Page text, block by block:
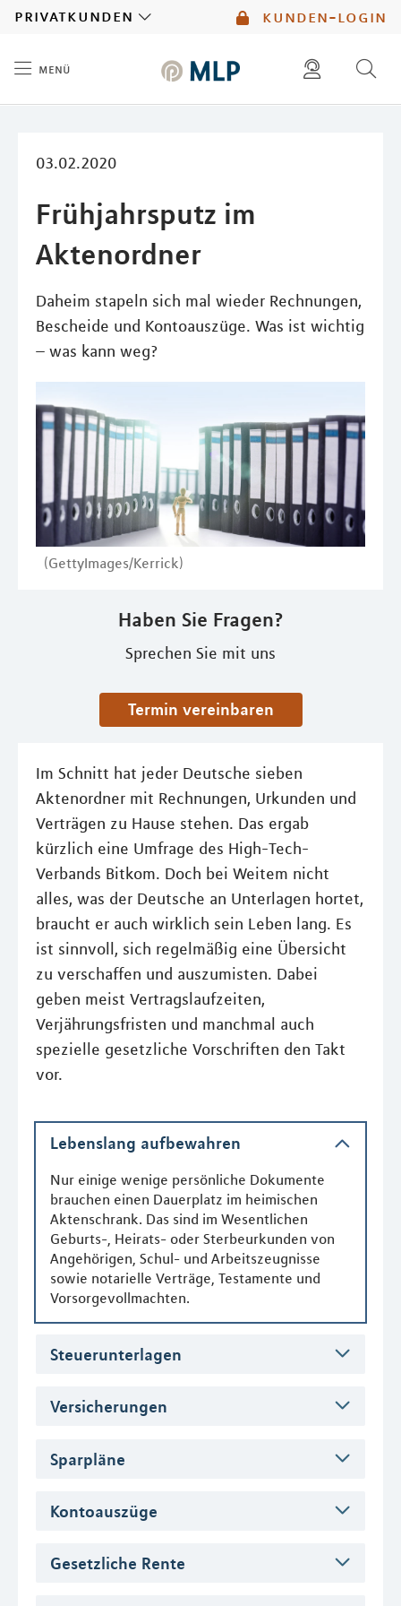
kunden-login
privatkunden
menü
03.02.2020
Frühjahrsputz im
Aktenordner
Daheim stapeln sich mal wieder Rechnungen,
Bescheide und Kontoauszüge. Was ist wichtig
– was kann weg?
(GettyImages/Kerrick)
Haben Sie Fragen?
Sprechen Sie mit uns
Termin vereinbaren
Im Schnitt hat jeder Deutsche sieben
Aktenordner mit Rechnungen, Urkunden und
Verträgen zu Hause stehen. Das ergab
kürzlich eine Umfrage des High-Tech-
Verbands Bitkom. Doch bei Weitem nicht
alles, was der Deutsche an Unterlagen hortet,
braucht er auch wirklich sein Leben lang. Es
ist sinnvoll, sich regelmäßig eine Übersicht
zu verschaffen und auszumisten. Dabei
geben meist Vertragslaufzeiten,
Verjährungsfristen und manchmal auch
spezielle gesetzliche Vorschriften den Takt
vor.
Lebenslang aufbewahren
Nur einige wenige persönliche Dokumente
brauchen einen Dauerplatz im heimischen
Aktenschrank. Das sind im Wesentlichen
Geburts-, Heirats- oder Sterbeurkunden von
Angehörigen, Schul- und Arbeitszeugnisse
sowie notarielle Verträge, Testamente und
Vorsorgevollmachten.
Steuerunterlagen
Versicherungen
Sparpläne
Kontoauszüge
Gesetzliche Rente